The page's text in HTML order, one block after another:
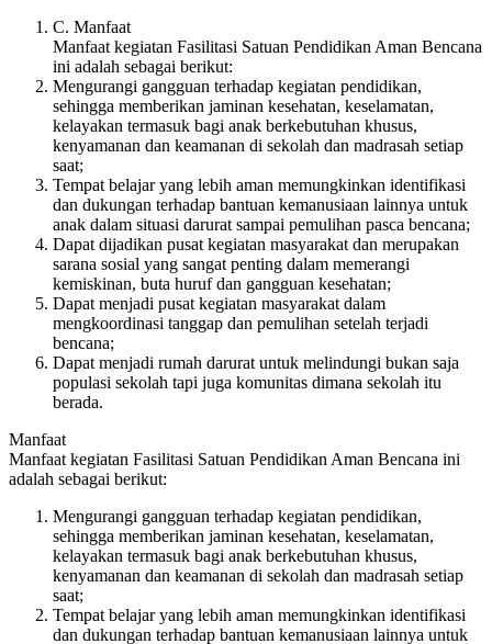
C. Manfaat
Manfaat kegiatan Fasilitasi Satuan Pendidikan Aman Bencana
ini adalah sebagai berikut:
Mengurangi gangguan terhadap kegiatan pendidikan,
sehingga memberikan jaminan kesehatan, keselamatan,
kelayakan termasuk bagi anak berkebutuhan khusus,
kenyamanan dan keamanan di sekolah dan madrasah setiap
saat;
Tempat belajar yang lebih aman memungkinkan identifikasi
dan dukungan terhadap bantuan kemanusiaan lainnya untuk
anak dalam situasi darurat sampai pemulihan pasca bencana;
Dapat dijadikan pusat kegiatan masyarakat dan merupakan
sarana sosial yang sangat penting dalam memerangi
kemiskinan, buta huruf dan gangguan kesehatan;
Dapat menjadi pusat kegiatan masyarakat dalam
mengkoordinasi tanggap dan pemulihan setelah terjadi
bencana;
Dapat menjadi rumah darurat untuk melindungi bukan saja
populasi sekolah tapi juga komunitas dimana sekolah itu
berada.
Manfaat
Manfaat kegiatan Fasilitasi Satuan Pendidikan Aman Bencana ini
adalah sebagai berikut:
Mengurangi gangguan terhadap kegiatan pendidikan,
sehingga memberikan jaminan kesehatan, keselamatan,
kelayakan termasuk bagi anak berkebutuhan khusus,
kenyamanan dan keamanan di sekolah dan madrasah setiap
saat;
Tempat belajar yang lebih aman memungkinkan identifikasi
dan dukungan terhadap bantuan kemanusiaan lainnya untuk